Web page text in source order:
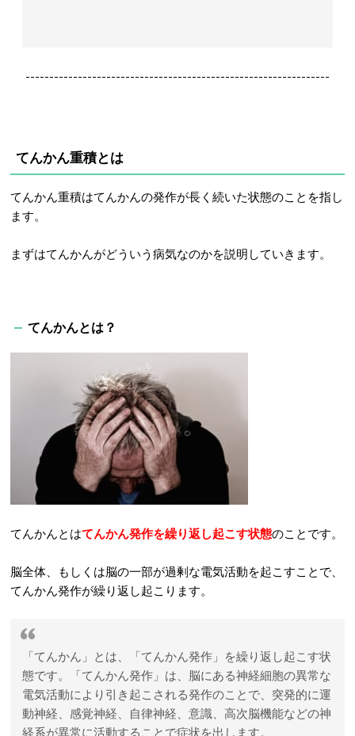
----------------------------------------------------------------
てんかん重積とは
てんかん重積はてんかんの発作が長く続いた状態のことを指し
ます。
まずはてんかんがどういう病気なのかを説明していきます。
てんかんとは？
てんかんとはてんかん発作を繰り返し起こす状態のことです。
脳全体、もしくは脳の一部が過剰な電気活動を起こすことで、
てんかん発作が繰り返し起こります。
「てんかん」とは、「てんかん発作」を繰り返し起こす状
態です。「てんかん発作」は、脳にある神経細胞の異常な
電気活動により引き起こされる発作のことで、突発的に運
動神経、感覚神経、自律神経、意識、高次脳機能などの神
経系が異常に活動することで症状を出します。